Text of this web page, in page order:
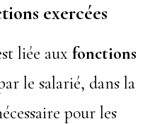
exercées
liée auxfonctions
le salarié, dans la
pour les